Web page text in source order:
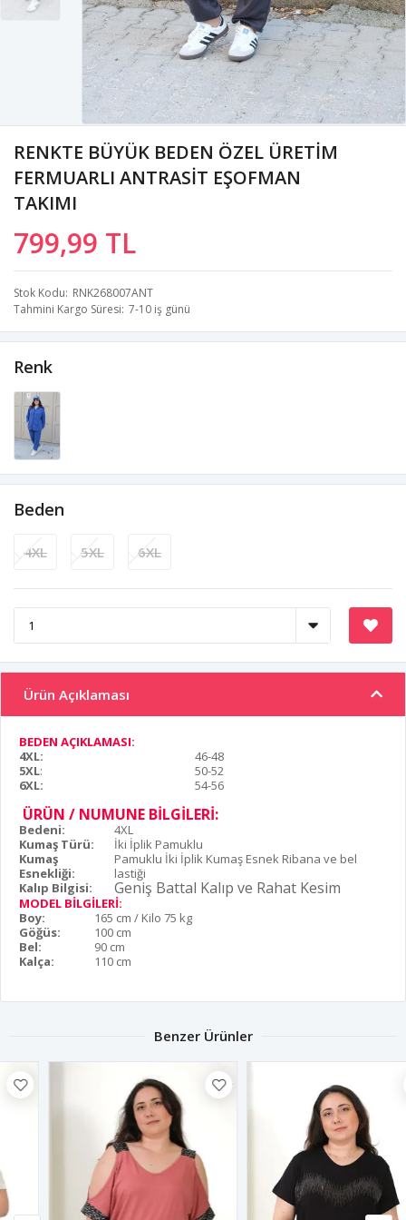
RENKTE BÜYÜK BEDEN ÖZEL ÜRETİM
FERMUARLI ANTRASİT EŞOFMAN
TAKIMI
799,99 TL
Stok Kodu RNK268007ANT
Tahmini Kargo Süresi 7-10 iş günü
Renk
Beden
4XL 5XL 6XL
Ürün Açıklaması
BEDEN AÇIKLAMASI:
4XL:
46-48
5XL:
50-52
6XL:
54-56
ÜRÜN / NUMUNE BİLGİLERİ:
Bedeni:
4XL
Kumaş Türü:
İki İplik Pamuklu
Kumaş
Esnekliği:
Pamuklu İki İplik Kumaş Esnek Ribana ve bel
lastiği
Kalıp Bilgisi:
Geniş Battal Kalıp ve Rahat Kesim
MODEL BİLGİLERİ:
Boy:
165 cm / Kilo 75 kg
Göğüs:
100 cm
Bel:
90 cm
Kalça:
110 cm
Benzer Ürünler